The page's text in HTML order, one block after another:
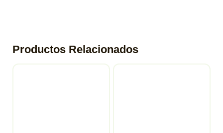
Productos Relacionados